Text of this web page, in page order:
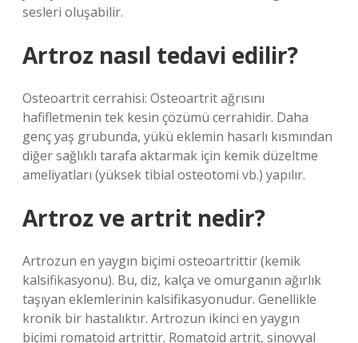
sesleri oluşabilir.
Artroz nasıl tedavi edilir?
Osteoartrit cerrahisi: Osteoartrit ağrısını
hafifletmenin tek kesin çözümü cerrahidir. Daha
genç yaş grubunda, yükü eklemin hasarlı kısmından
diğer sağlıklı tarafa aktarmak için kemik düzeltme
ameliyatları (yüksek tibial osteotomi vb.) yapılır.
Artroz ve artrit nedir?
Artrozun en yaygın biçimi osteoartrittir (kemik
kalsifikasyonu). Bu, diz, kalça ve omurganın ağırlık
taşıyan eklemlerinin kalsifikasyonudur. Genellikle
kronik bir hastalıktır. Artrozun ikinci en yaygın
biçimi romatoid artrittir. Romatoid artrit, sinovyal